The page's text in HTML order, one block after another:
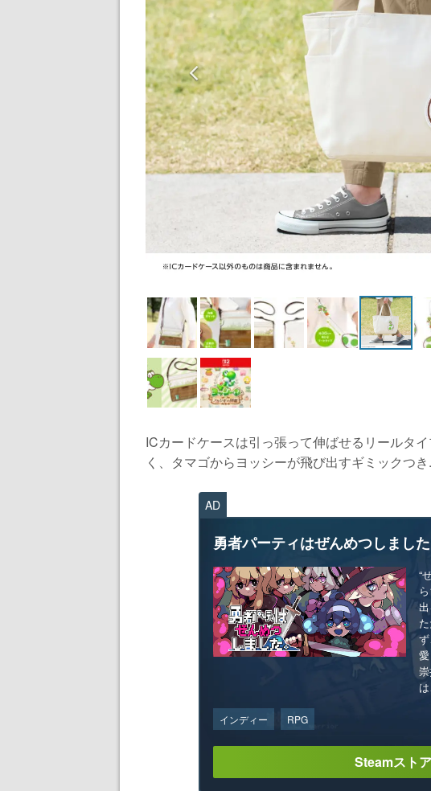
ICカードケースは引っ張って伸ばせるリールタ
く、タマゴからヨッシーが飛び出すギミックつき
AD
勇者パーティはぜんめつしました
“
インディー RPG
Steamスト